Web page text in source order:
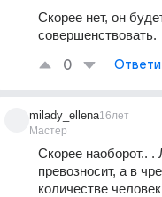
Скорее нет, он
совершенствовать.
0
milady_ellena
Мастер
16лет
Скорее наоборот..
превозносит, а в
количестве